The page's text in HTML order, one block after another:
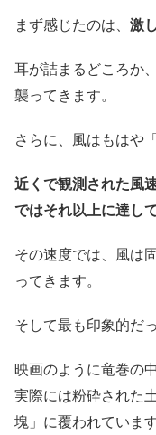
まず感じたのは、 激
耳が詰まるどころか
襲ってきます。
さらに、風はもはや
近くで観測された風
ではそれ以上に達し
その速度では、風は
ってきます。
そして最も印象的だ
映画のように竜巻の
実際には粉砕された
塊」に覆われています